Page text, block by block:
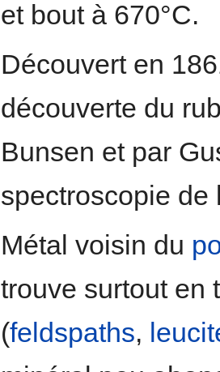
et bout à 670°C.
Découvert en
découverte du
Bunsen et par
spectroscopie
Métal voisin du
trouve surtout en
(feldspaths,